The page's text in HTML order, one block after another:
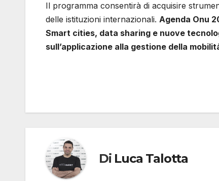
Il programma consentirà di acquisire
delle istituzioni internazionali. Agenda Onu
Smart cities, data sharing e nuove
sull’applicazione alla gestione della
Di Luca Talotta